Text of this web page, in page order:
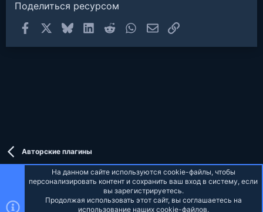
Поделиться ресурсом
Facebook Bluesky LinkedInReddit WhatsAppЭлектронная почта
Ссылка
Авторские плагины
Russian (RU)
На данном сайте используются cookie-файлы, чтобы
персонализировать контент и сохранить ваш вход в систему, если
вы зарегистрируетесь.
Продолжая использовать этот сайт, вы соглашаетесь на
использование наших cookie-файлов.